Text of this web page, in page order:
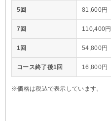
5回 81,600円
7回 110,400円
1回 54,800円
コース終了後1回 16,800円
※価格は税込で表示しています。